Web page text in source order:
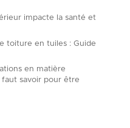
impacte la santé et
toiture en tuiles : Guide
en matière
faut savoir pour être